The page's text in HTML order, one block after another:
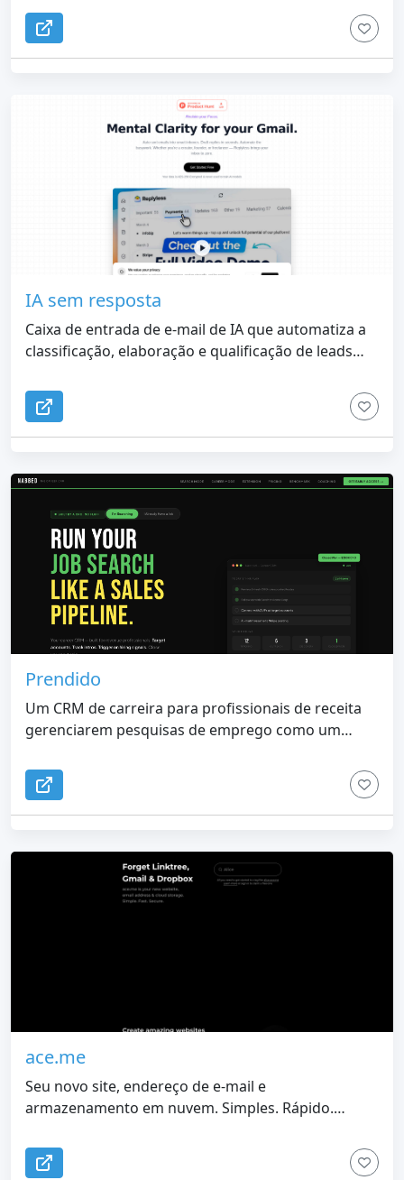
Google e por seus leitores em segundos. O Coda
One humaniza o texto gerado por IA para que
pareça que você realmente o escreveu – a
Além de mais de 100 ferramentas de navegador
gratuitas (PDF, imagem, código, vídeo) — sem
inscrição, sem upload, tudo roda em seu
IA sem resposta
Caixa de entrada de e-mail de IA que automatiza a
classificação, elaboração e qualificação de leads
Prendido
Um CRM de carreira para profissionais de receita
gerenciarem pesquisas de emprego como um
ace.me
Seu novo site, endereço de e-mail e
armazenamento em nuvem. Simples. Rápido.